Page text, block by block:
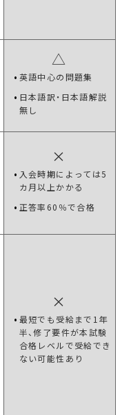
△
英語中心の問題集
日本語訳・日本語解説
無し
×
入会時期によっては5
カ月以上かかる
正答率60％で合格
×
最短でも受給まで1年
半、修了要件が本試験
合格レベルで受給でき
ない可能性あり